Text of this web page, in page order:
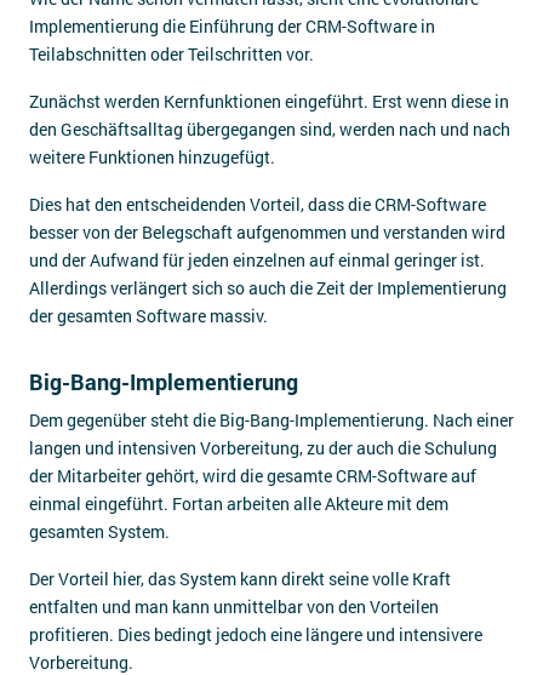
Implementierung die Einführung der CRM-Software in
Teilabschnitten oder Teilschritten vor.
Zunächst werden Kernfunktionen eingeführt. Erst wenn diese in
den Geschäftsalltag übergegangen sind, werden nach und nach
weitere Funktionen hinzugefügt.
Dies hat den entscheidenden Vorteil, dass die CRM-Software
besser von der Belegschaft aufgenommen und verstanden wird
und der Aufwand für jeden einzelnen auf einmal geringer ist.
Allerdings verlängert sich so auch die Zeit der Implementierung
der gesamten Software massiv.
Big-Bang-Implementierung
Dem gegenüber steht die Big-Bang-Implementierung. Nach einer
langen und intensiven Vorbereitung, zu der auch die Schulung
der Mitarbeiter gehört, wird die gesamte CRM-Software auf
einmal eingeführt. Fortan arbeiten alle Akteure mit dem
gesamten System.
Der Vorteil hier, das System kann direkt seine volle Kraft
entfalten und man kann unmittelbar von den Vorteilen
profitieren. Dies bedingt jedoch eine längere und intensivere
Vorbereitung.